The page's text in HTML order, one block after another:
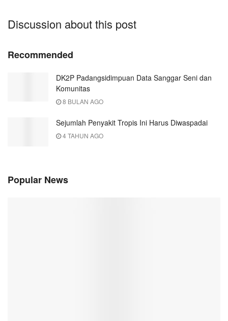
Discussion about this post
Recommended
DK2P Padangsidimpuan Data Sanggar Seni dan
Komunitas
8 BULAN AGO
Sejumlah Penyakit Tropis Ini Harus Diwaspadai
4 TAHUN AGO
Popular News